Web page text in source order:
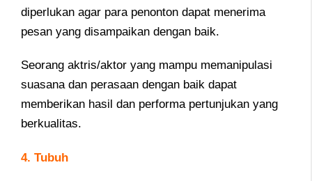
diperlukan agar para penonton dapat menerima
pesan yang disampaikan dengan baik.
Seorang aktris/aktor yang mampu memanipulasi
suasana dan perasaan dengan baik dapat
memberikan hasil dan performa pertunjukan yang
berkualitas.
4. Tubuh